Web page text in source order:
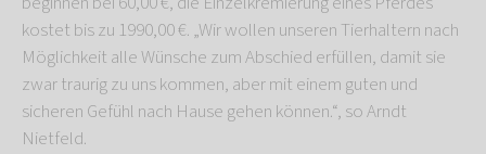
kostet bis zu 1990,00 €. „Wir wollen unseren Tierhaltern nach
Möglichkeit alle Wünsche zum Abschied erfüllen, damit sie
zwar traurig zu uns kommen, aber mit einem guten und
sicheren Gefühl nach Hause gehen können.“, so Arndt
Nietfeld.